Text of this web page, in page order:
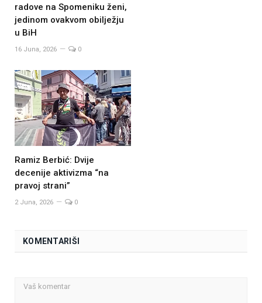
radove na Spomeniku ženi,
jedinom ovakvom obilježju
u BiH
16 Juna, 2026 0
Ramiz Berbić: Dvije
decenije aktivizma “na
pravoj strani”
2 Juna, 2026 0
KOMENTARIŠI